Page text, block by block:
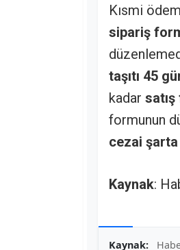
Kısmi
sipariş
taşıtı 45
kadar
formunun
cezai
Kaynak:
Kaynak: